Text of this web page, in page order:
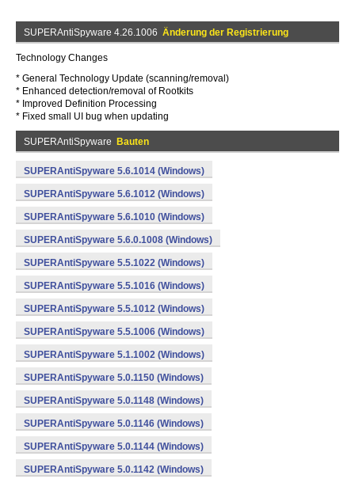
SUPERAntiSpyware 4.26.1006 Änderung der Registrierung
Technology Changes
* General Technology Update (scanning/removal)
* Enhanced detection/removal of Rootkits
* Improved Definition Processing
* Fixed small UI bug when updating
SUPERAntiSpyware Bauten
SUPERAntiSpyware 5.6.1014 (Windows)
SUPERAntiSpyware 5.6.1012 (Windows)
SUPERAntiSpyware 5.6.1010 (Windows)
SUPERAntiSpyware 5.6.0.1008 (Windows)
SUPERAntiSpyware 5.5.1022 (Windows)
SUPERAntiSpyware 5.5.1016 (Windows)
SUPERAntiSpyware 5.5.1012 (Windows)
SUPERAntiSpyware 5.5.1006 (Windows)
SUPERAntiSpyware 5.1.1002 (Windows)
SUPERAntiSpyware 5.0.1150 (Windows)
SUPERAntiSpyware 5.0.1148 (Windows)
SUPERAntiSpyware 5.0.1146 (Windows)
SUPERAntiSpyware 5.0.1144 (Windows)
SUPERAntiSpyware 5.0.1142 (Windows)